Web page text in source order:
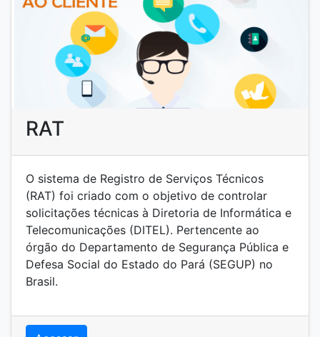
RAT
O sistema de Registro de Serviços Técnicos
(RAT) foi criado com o objetivo de controlar
solicitações técnicas à Diretoria de Informática e
Telecomunicações (DITEL). Pertencente ao
órgão do Departamento de Segurança Pública e
Brasil.